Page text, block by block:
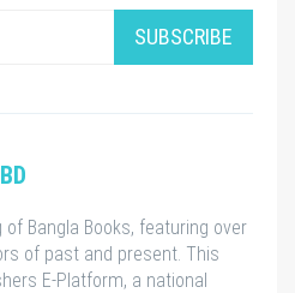
SUBSCRIBE
Bangla Books, featuring over
of past and present. This
E-Platform, a national